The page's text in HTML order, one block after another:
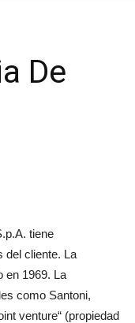
De
tiene
del cliente. La
en 1969. La
como Santoni,
venture“ (propiedad